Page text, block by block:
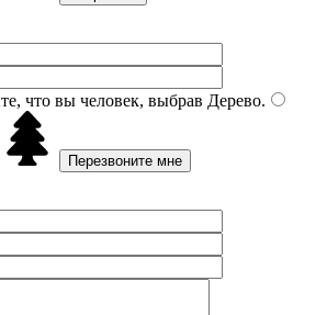
что вы человек, выбрав Дерево.